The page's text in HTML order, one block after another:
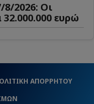
2026: Οι
ευρώ
ΑΠΟΡΡΗΤΟΥ